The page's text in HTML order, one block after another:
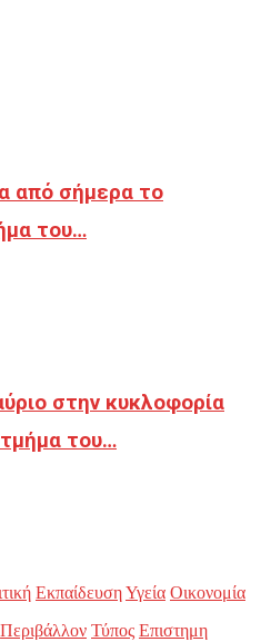
από σήμερα το
του…
στην κυκλοφορία
του…
ΕκπαίδευσηΥγεία Οικονομία
Περιβάλλον Τύπος Επιστημη